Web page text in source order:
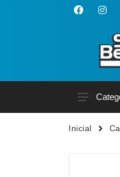
Inicial